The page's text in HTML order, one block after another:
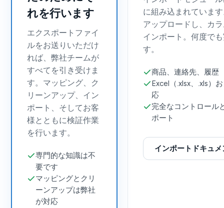
れを行います
エクスポートファイ
ルをお送りいただけ
れば、弊社チームが
すべてを引き受けま
す。マッピング、ク
リーンアップ、イン
ポート、そしてお客
様とともに検証作業
を行います。
専門的な知識は不
要です
マッピングとクリ
ーンアップは弊社
が対応
に組み込まれていま
アップロードし、カ
インポート。何度で
す。
商品、連絡先、履歴
Excel（.xlsx、.xls）
応
完全なコントロール
ポート
インポートドキュ